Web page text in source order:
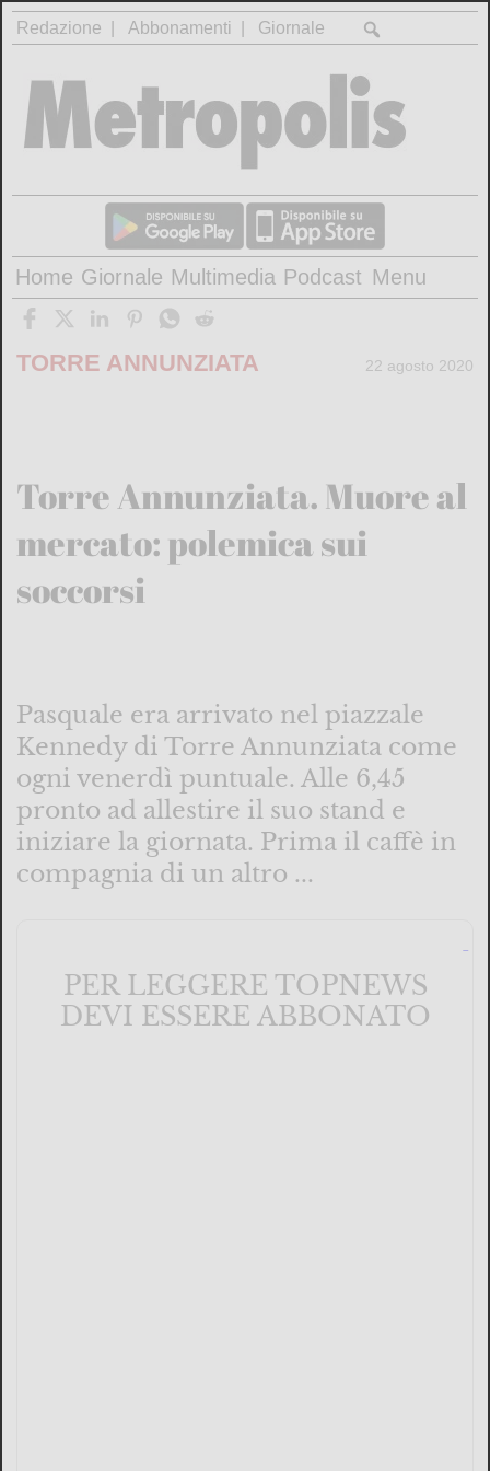
Redazione Abbonamenti Giornale
Home Giornale Multimedia Podcast Menu
TORRE ANNUNZIATA 22 agosto 2020
Torre Annunziata. Muore al
mercato: polemica sui
soccorsi
Pasquale era arrivato nel piazzale
Kennedy di Torre Annunziata come
ogni venerdì puntuale. Alle 6,45
pronto ad allestire il suo stand e
iniziare la giornata. Prima il caffè in
compagnia di un altro ...
PER LEGGERE TOPNEWS
DEVI ESSERE ABBONATO